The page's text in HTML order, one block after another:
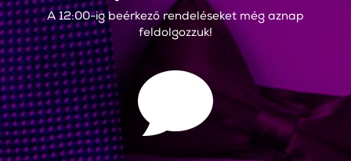
A 12:00-ig beérkező rendeléseket még aznap
feldolgozzuk!
